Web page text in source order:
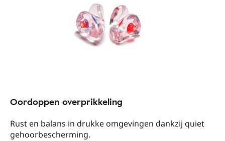
Oordoppen overprikkeling
Rust en balans in drukke omgevingen dankzij quiet
gehoorbescherming.